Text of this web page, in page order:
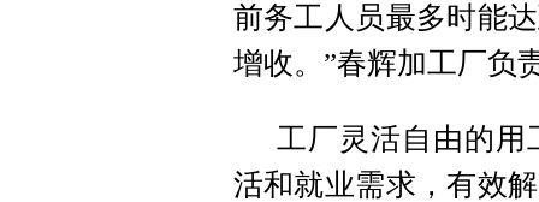
前务工人员最多时能
增收。”春辉加工厂负
工厂灵活自由的用
活和就业需求，有效